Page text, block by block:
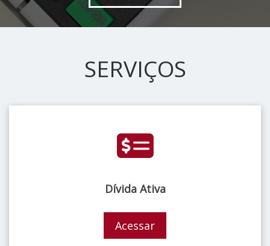
SERVIÇOS
Dívida Ativa
Acessar